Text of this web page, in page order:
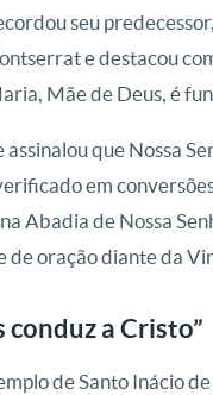
seu
e destacou
Mãe de Deus, é
assinalou que Nossa
em
Abadia de Nossa
de oração diante da
conduz a Cristo”
de Santo Inácio